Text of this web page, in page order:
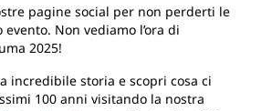
pagine social per non perderti le
Non vediamo l’ora di
2025!
incredibile storia e scopri cosa ci
100 anni visitando la nostra